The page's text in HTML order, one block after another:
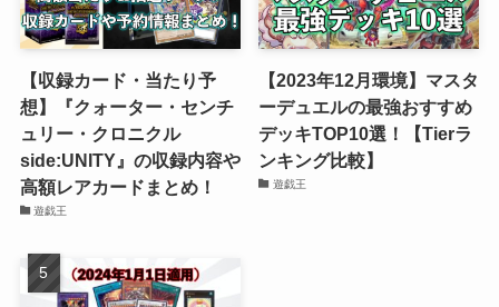
【収録カード・当たり予
想】『クォーター・センチ
ュリー・クロニクル
side:UNITY』の収録内容や
高額レアカードまとめ！
遊戯王
【2023年12月環境】マスタ
ーデュエルの最強おすすめ
デッキTOP10選！【Tierラ
ンキング比較】
遊戯王